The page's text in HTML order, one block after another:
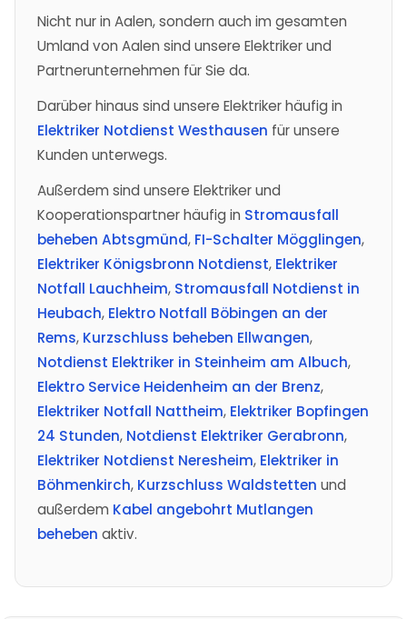
Nicht nur in Aalen, sondern auch im gesamten
Umland von Aalen sind unsere Elektriker und
Partnerunternehmen für Sie da.
Darüber hinaus sind unsere Elektriker häufig in
Elektriker Notdienst Westhausen für unsere
Kunden unterwegs.
Außerdem sind unsere Elektriker und
Kooperationspartner häufig in Stromausfall
beheben Abtsgmünd, FI-Schalter Mögglingen,
Elektriker Königsbronn Notdienst, Elektriker
Notfall Lauchheim, Stromausfall Notdienst in
Heubach, Elektro Notfall Böbingen an der
Rems, Kurzschluss beheben Ellwangen,
Notdienst Elektriker in Steinheim am Albuch,
Elektro Service Heidenheim an der Brenz,
Elektriker Notfall Nattheim, Elektriker Bopfingen
24 Stunden, Notdienst Elektriker Gerabronn,
Elektriker Notdienst Neresheim, Elektriker in
Böhmenkirch, Kurzschluss Waldstetten und
außerdem Kabel angebohrt Mutlangen
beheben aktiv.